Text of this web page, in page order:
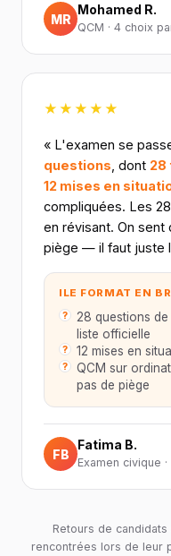
MR
Mohamed R.
QCM · 4 choix
★★★★★
« L'examen se
questions , dont 28
12 mises en
compliquées. Les
en révisant. On sent
piège — il faut juste
I LE FORMAT EN
28 questions
liste officielle
12 mises en
QCM sur
pas de piège
FB
Fatima B.
Examen civique
Retours de
rencontrées lors de leur